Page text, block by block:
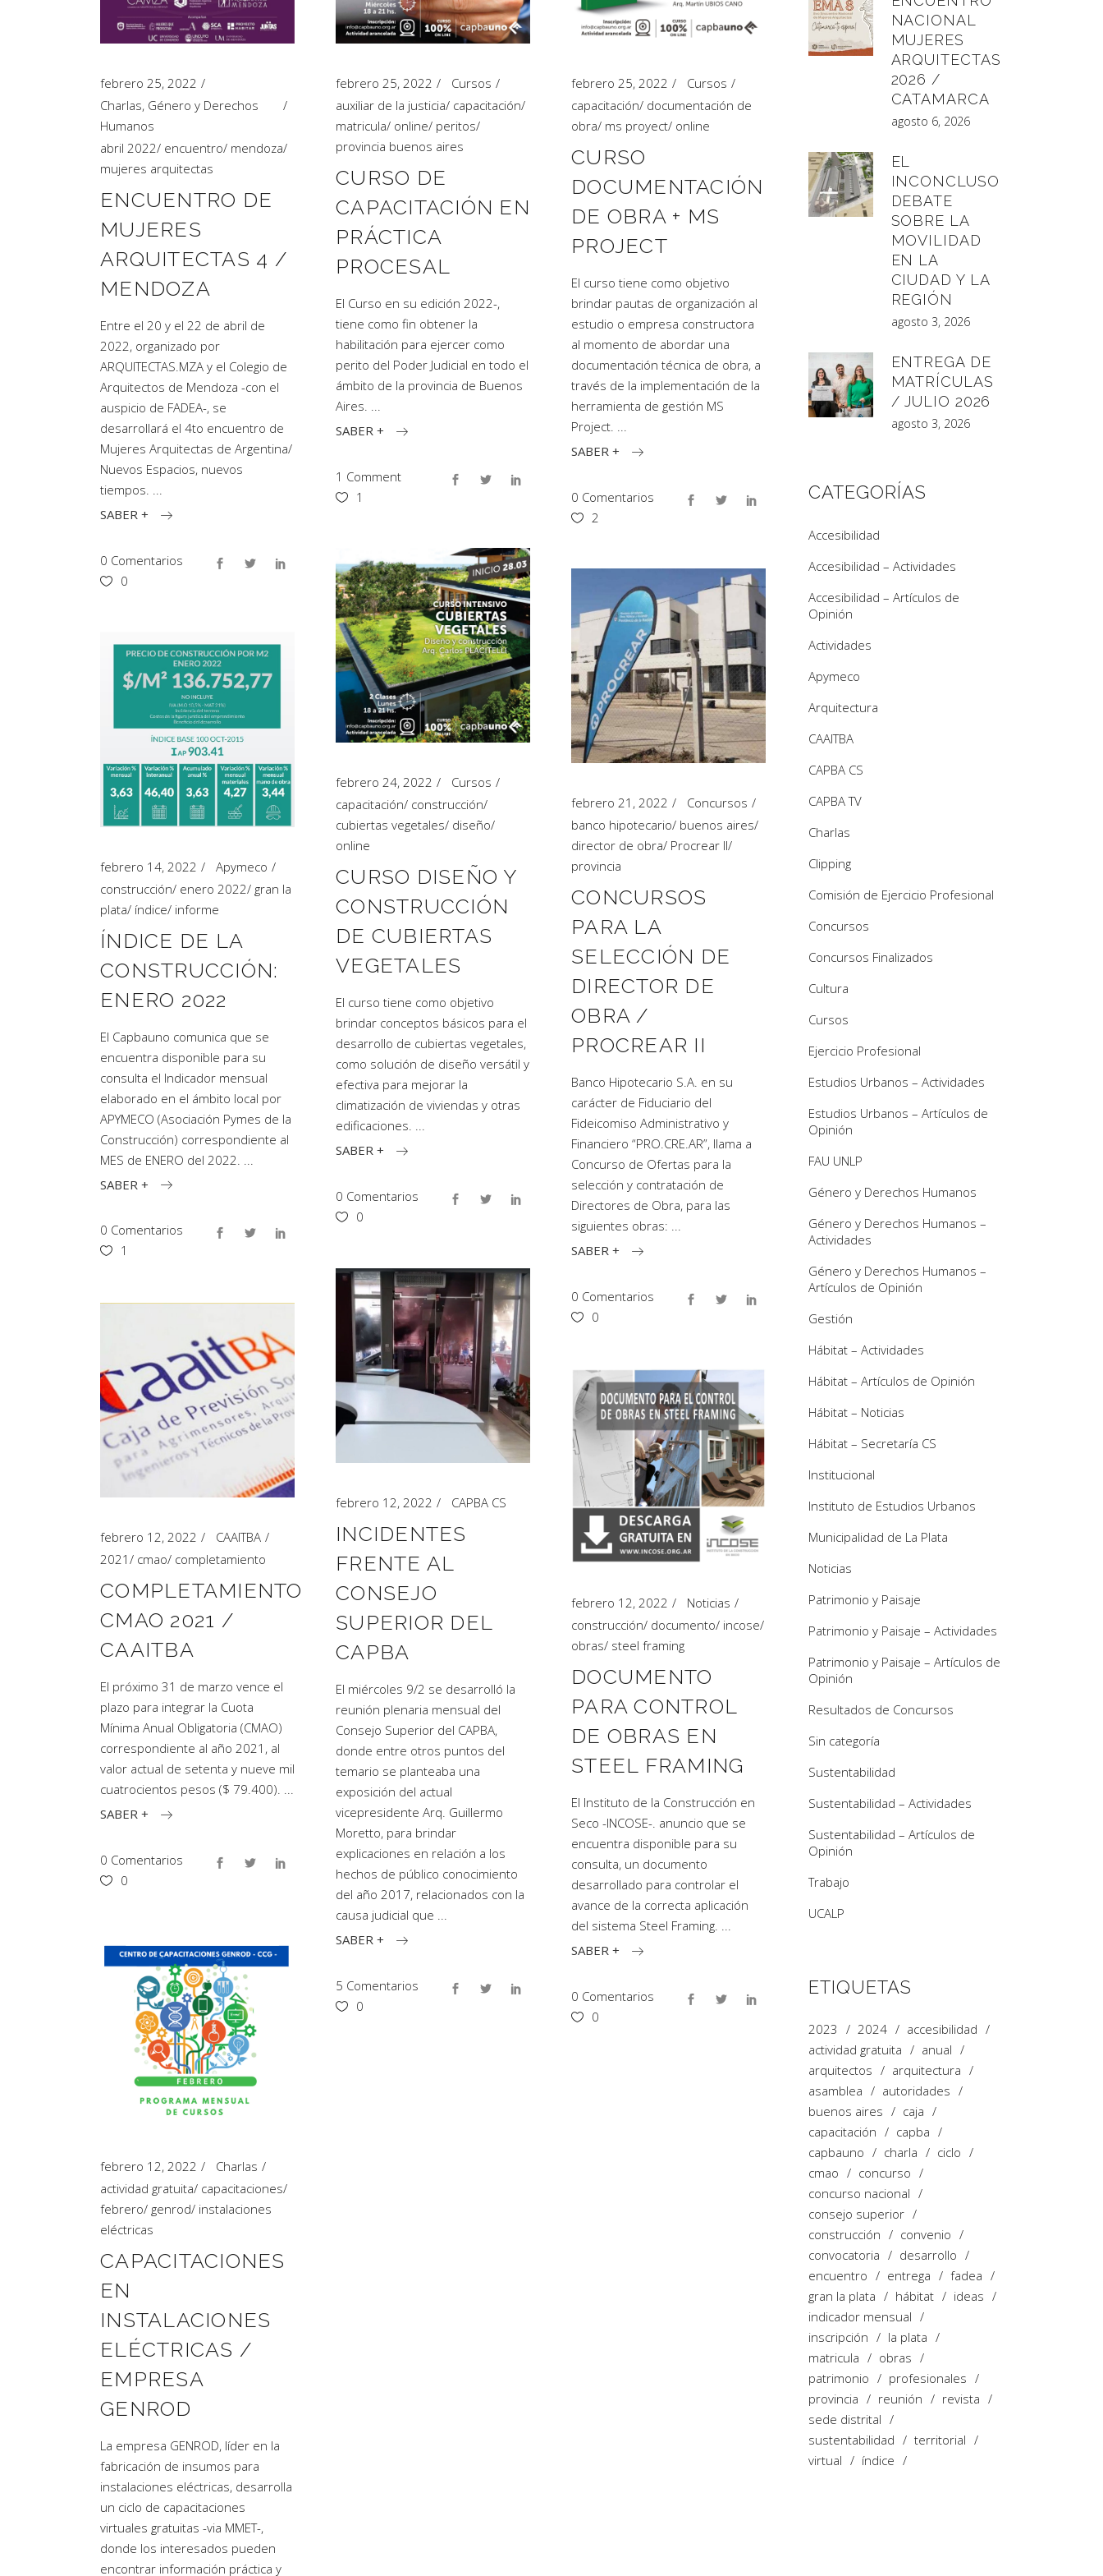
Artículos de Opinión
febrero 25, 2022
Charlas, Género y Derechos
Humanos
abril 2022/ encuentro/ mendoza/
mujeres arquitectas
ENCUENTRO DE
MUJERES
ARQUITECTAS 4 /
MENDOZA
Entre el 20 y el 22 de abril de
2022, organizado por
ARQUITECTAS.MZA y el Colegio de
Arquitectos de Mendoza -con el
auspicio de FADEA-, se
desarrollará el 4to encuentro de
Mujeres Arquitectas de Argentina/
Nuevos Espacios, nuevos
tiempos.
SABER +
0 Comentarios
0
febrero 25, 2022
Cursos
auxiliar de la justicia/ capacitación/
matricula/ online/ peritos/
provincia buenos aires
CURSO DE
CAPACITACIÓN EN
PRÁCTICA
PROCESAL
El Curso en su edición 2022-,
tiene como fin obtener la
habilitación para ejercer como
perito del Poder Judicial en todo el
ámbito de la provincia de Buenos
Aires.
SABER +
1 Comment
1
febrero 25, 2022
Cursos
capacitación/ documentación de
obra/ ms proyect/ online
CURSO
DOCUMENTACIÓN
DE OBRA + MS
PROJECT
El curso tiene como objetivo
brindar pautas de organización al
estudio o empresa constructora
al momento de abordar una
documentación técnica de obra, a
través de la implementación de la
herramienta de gestión MS
Project.
SABER +
0 Comentarios
2
febrero 24, 2022
Cursos
capacitación/ construcción/
cubiertas vegetales/ diseño/
online
CURSO DISEÑO Y
CONSTRUCCIÓN
DE CUBIERTAS
VEGETALES
El curso tiene como objetivo
brindar conceptos básicos para el
desarrollo de cubiertas vegetales,
como solución de diseño versátil y
efectiva para mejorar la
climatización de viviendas y otras
edificaciones.
SABER +
0 Comentarios
0
febrero 21, 2022
Concursos
banco hipotecario/ buenos aires/
director de obra/ Procrear II/
provincia
CONCURSOS
PARA LA
SELECCIÓN DE
DIRECTOR DE
OBRA /
PROCREAR II
Banco Hipotecario S.A. en su
carácter de Fiduciario del
Fideicomiso Administrativo y
Financiero “PRO.CRE.AR”, llama a
Concurso de Ofertas para la
selección y contratación de
Directores de Obra, para las
siguientes obras:
SABER +
0 Comentarios
0
febrero 14, 2022
Apymeco
construcción/ enero 2022/ gran la
plata/ índice/ informe
ÍNDICE DE LA
CONSTRUCCIÓN:
ENERO 2022
El Capbauno comunica que se
encuentra disponible para su
consulta el Indicador mensual
elaborado en el ámbito local por
APYMECO (Asociación Pymes de la
Construcción) correspondiente al
MES de ENERO del 2022.
SABER +
0 Comentarios
1
febrero 12, 2022 CAPBA CS
INCIDENTES
FRENTE AL
CONSEJO
SUPERIOR DEL
CAPBA
El miércoles 9/2 se desarrolló la
reunión plenaria mensual del
Consejo Superior del CAPBA,
donde entre otros puntos del
temario se planteaba una
exposición del actual
vicepresidente Arq. Guillermo
Moretto, para brindar
explicaciones en relación a los
hechos de público conocimiento
del año 2017, relacionados con la
causa judicial que
SABER +
5 Comentarios
0
febrero 12, 2022
CAAITBA
2021 / cmao/ completamiento
COMPLETAMIENTO
CMAO 2021 /
CAAITBA
El próximo 31 de marzo vence el
plazo para integrar la Cuota
Mínima Anual Obligatoria (CMAO)
correspondiente al año 2021, al
valor actual de setenta y nueve mil
cuatrocientos pesos ($ 79.400).
SABER +
0 Comentarios
0
febrero 12, 2022
Noticias
construcción/ documento/ incose/
obras/ steel framing
DOCUMENTO
PARA CONTROL
DE OBRAS EN
STEEL FRAMING
El Instituto de la Construcción en
Seco -INCOSE-. anuncio que se
encuentra disponible para su
consulta, un documento
desarrollado para controlar el
avance de la correcta aplicación
del sistema Steel Framing.
SABER +
0 Comentarios
0
febrero 12, 2022
Charlas
actividad gratuita/ capacitaciones/
febrero/ genrod/ instalaciones
eléctricas
CAPACITACIONES
EN
INSTALACIONES
ELÉCTRICAS /
EMPRESA
GENROD
La empresa GENROD, líder en la
fabricación de insumos para
instalaciones eléctricas, desarrolla
un ciclo de capacitaciones
virtuales gratuitas -via MMET-,
donde los interesados pueden
encontrar información práctica y
NACIONAL
MUJERES
ARQUITECTAS
2026 /
CATAMARCA
agosto 6, 2026
EL
INCONCLUSO
DEBATE
SOBRE LA
MOVILIDAD
EN LA
CIUDAD Y LA
REGIÓN
agosto 3, 2026
ENTREGA DE
MATRÍCULAS
/ JULIO 2026
agosto 3, 2026
CATEGORÍAS
Accesibilidad
Accesibilidad – Actividades
Accesibilidad – Artículos de
Opinión
Actividades
Apymeco
Arquitectura
CAAITBA
CAPBA CS
CAPBA TV
Charlas
Clipping
Comisión de Ejercicio Profesional
Concursos
Concursos Finalizados
Cultura
Cursos
Ejercicio Profesional
Estudios Urbanos – Actividades
Estudios Urbanos – Artículos de
Opinión
FAU UNLP
Género y Derechos Humanos
Género y Derechos Humanos –
Actividades
Género y Derechos Humanos –
Artículos de Opinión
Gestión
Hábitat – Actividades
Hábitat – Artículos de Opinión
Hábitat – Noticias
Hábitat – Secretaría CS
Institucional
Instituto de Estudios Urbanos
Municipalidad de La Plata
Noticias
Patrimonio y Paisaje
Patrimonio y Paisaje – Actividades
Patrimonio y Paisaje – Artículos de
Opinión
Resultados de Concursos
Sin categoría
Sustentabilidad
Sustentabilidad – Actividades
Sustentabilidad – Artículos de
Opinión
Trabajo
UCALP
ETIQUETAS
2023 2024
accesibilidad
actividad gratuita
anual
arquitectos
arquitectura
asamblea
autoridades
buenos aires
caja
capacitación
capba
capbauno
charla
ciclo
cmao
concurso
concurso nacional
consejo superior
construcción
convenio
convocatoria
desarrollo
encuentro
entrega
fadea
gran la plata
hábitat
ideas
indicador mensual
inscripción
la plata
matricula
obras
patrimonio
profesionales
provincia
reunión
revista
sede distrital
sustentabilidad
territorial
virtual
índice